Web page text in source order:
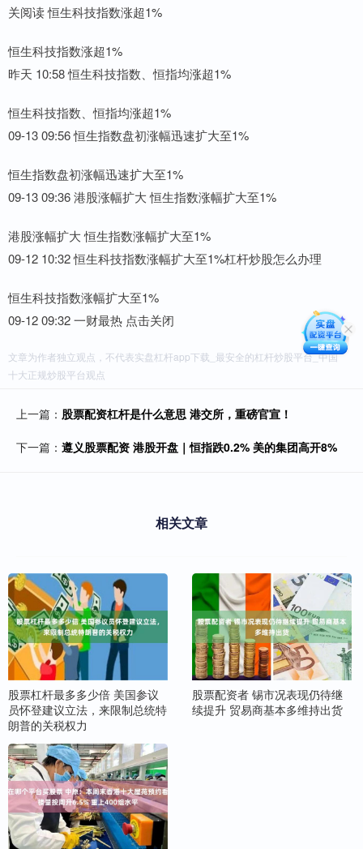
关阅读 恒生科技指数涨超1%
恒生科技指数涨超1%
昨天 10:58 恒生科技指数、恒指均涨超1%
恒生科技指数、恒指均涨超1%
09-13 09:56 恒生指数盘初涨幅迅速扩大至1%
恒生指数盘初涨幅迅速扩大至1%
09-13 09:36 港股涨幅扩大 恒生指数涨幅扩大至1%
港股涨幅扩大 恒生指数涨幅扩大至1%
09-12 10:32 恒生科技指数涨幅扩大至1%杠杆炒股怎么办理
恒生科技指数涨幅扩大至1%
09-12 09:32 一财最热 点击关闭
文章为作者独立观点，不代表实盘杠杆app下载_最安全的杠杆炒股平台_中国
十大正规炒股平台观点
上一篇： 股票配资杠杆是什么意思 港交所，重磅官宣！
下一篇： 遵义股票配资 港股开盘｜恒指跌0.2% 美的集团高开8%
相关文章
股票杠杆最多多少倍 美国参议
员怀登建议立法，来限制总统特
朗普的关税权力
股票配资者 锡市况表现仍待继
续提升 贸易商基本多维持出货